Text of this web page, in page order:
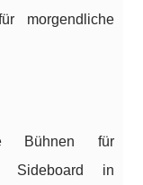
morgendliche
Bühnen für
in